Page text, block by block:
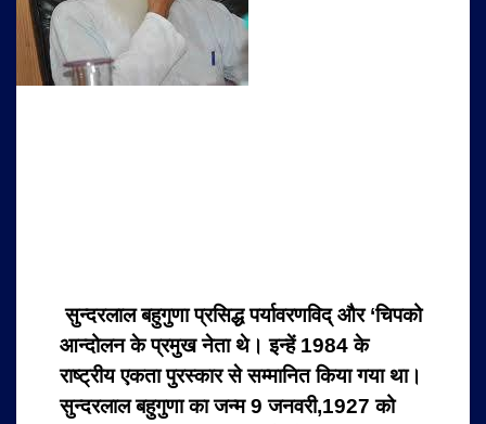
सुन्दरलाल बहुगुणा प्रसिद्ध पर्यावरणविद् और ‘चिपको
आन्दोलन के प्रमुख नेता थे। इन्हें 1984 के
राष्ट्रीय एकता पुरस्कार से सम्मानित किया गया था।
सुन्दरलाल बहुगुणा का जन्म 9 जनवरी,1927 को